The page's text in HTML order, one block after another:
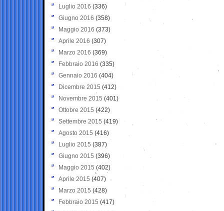
Luglio 2016 (336)
Giugno 2016 (358)
Maggio 2016 (373)
Aprile 2016 (307)
Marzo 2016 (369)
Febbraio 2016 (335)
Gennaio 2016 (404)
Dicembre 2015 (412)
Novembre 2015 (401)
Ottobre 2015 (422)
Settembre 2015 (419)
Agosto 2015 (416)
Luglio 2015 (387)
Giugno 2015 (396)
Maggio 2015 (402)
Aprile 2015 (407)
Marzo 2015 (428)
Febbraio 2015 (417)